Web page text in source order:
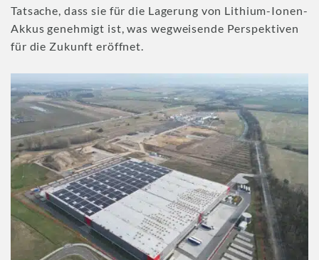
Tatsache, dass sie für die Lagerung von Lithium-Ionen-
Akkus genehmigt ist, was wegweisende Perspektiven
für die Zukunft eröffnet.